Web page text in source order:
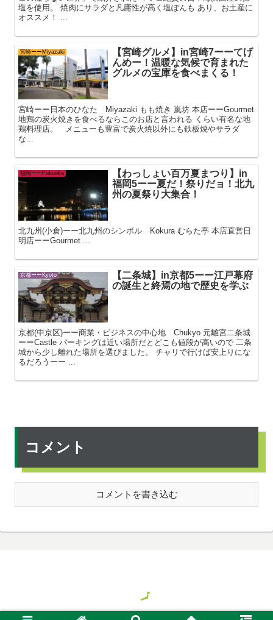
塩を使用。 焼肉にサラダと凡庸性が高く塩ぽんも あり、お土産に
オススメ！ ...
宮崎ーーMiyazaki
【宮崎グルメ】in宮崎7ーーてげ
んめー！温暖な気候で育まれた
グルメの宝庫を食べまくる！
宮崎ーー日本のひなた Miyazaki もも焼き 嵐坊 本店ーーGourmet
地鶏の炭火焼きを食べるならこのお店と言われる くらい有名な地
鶏料理店。 メニューも豊富で炭火焼以外にも鉄板焼やサラダ
な...
福岡ーーFukuoka
【わっしょい百万夏まつり】in
福岡5ーー夏だ！祭りだョ！北九
州の夏祭り大集合！
北九州(小倉)ーー北九州のシンボル Kokura むらた亭 本店直営日
明店ーーGourmet ...
京都ーーKyoto
【二条城】in京都5ーー江戸幕府
の誕生と終焉の地で歴史を学ぶ
京都(中京区)ーー商業・ビジネスの中心地 Chukyo 元離宮二条城
ーーCastle パーキングは近い場所だとどこも値段が高いので 二条
城から少し離れた場所を選びました。 チャリで行けば安上りにな
るだろうーー ...
コメント
コメントを書き込む